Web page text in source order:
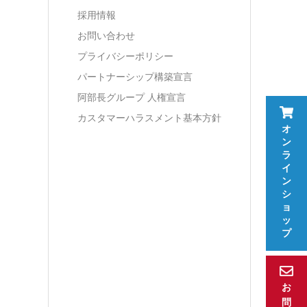
採用情報
お問い合わせ
プライバシーポリシー
パートナーシップ構築宣言
阿部長グループ 人権宣言
カスタマーハラスメント基本方針
お
問
オ
ン
ラ
イ
ン
シ
ョ
ッ
プ